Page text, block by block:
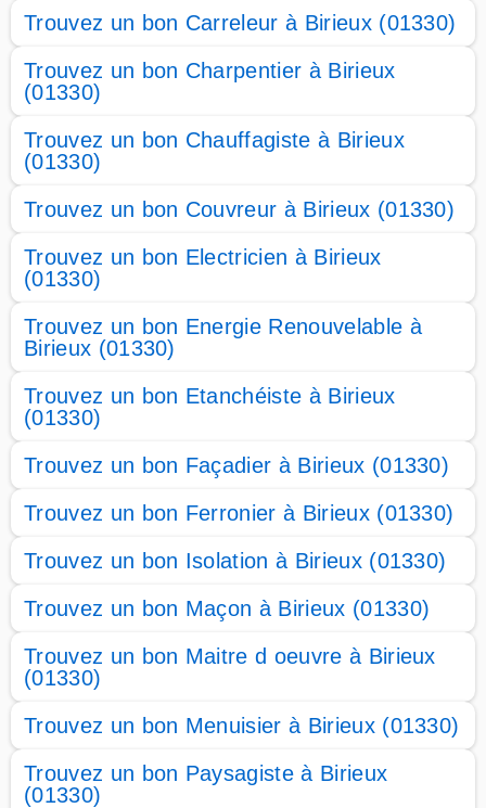
Trouvez un bon Carreleur à Birieux (01330)
Trouvez un bon Charpentier à Birieux
(01330)
Trouvez un bon Chauffagiste à Birieux
(01330)
Trouvez un bon Couvreur à Birieux (01330)
Trouvez un bon Electricien à Birieux
(01330)
Trouvez un bon Energie Renouvelable à
Birieux (01330)
Trouvez un bon Etanchéiste à Birieux
(01330)
Trouvez un bon Façadier à Birieux (01330)
Trouvez un bon Ferronier à Birieux (01330)
Trouvez un bon Isolation à Birieux (01330)
Trouvez un bon Maçon à Birieux (01330)
Trouvez un bon Maitre d oeuvre à Birieux
(01330)
Trouvez un bon Menuisier à Birieux (01330)
Trouvez un bon Paysagiste à Birieux
(01330)